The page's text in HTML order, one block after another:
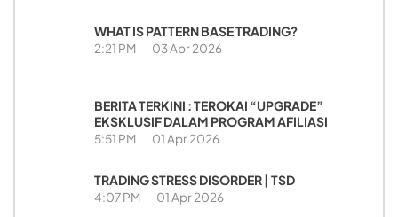
WHAT IS PATTERN BASE TRADING?
2:21 PM 03 Apr 2026
BERITA TERKINI : TEROKAI “UPGRADE”
EKSKLUSIF DALAM PROGRAM AFILIASI
5:51 PM 01 Apr 2026
TRADING STRESS DISORDER | TSD
4:07 PM 01 Apr 2026